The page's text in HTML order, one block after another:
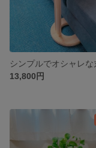
13,800円